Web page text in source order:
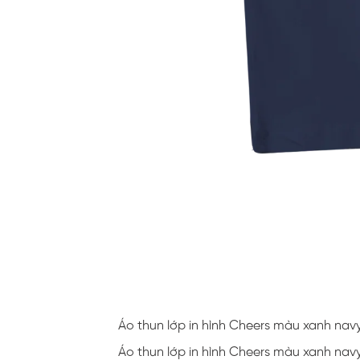
Áo thun lớp in hình Cheers màu xanh
Áo thun lớp in hình Cheers màu xanh